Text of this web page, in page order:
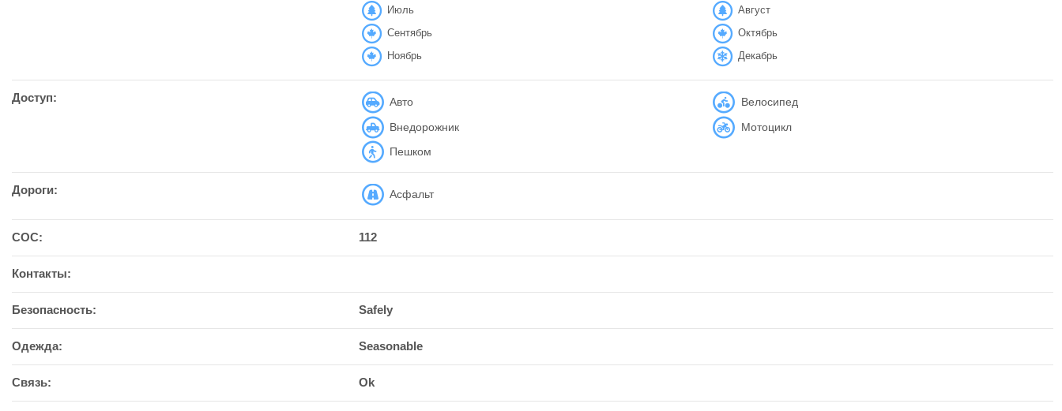
Июль Август
Сентябрь Октябрь
Ноябрь Декабрь
Доступ: Авто
Велосипед
Внедорожник
Мотоцикл
Пешком
Дороги: Асфальт
СОС: 112
Контакты:
Безопасность: Safely
Одежда: Seasonable
Связь: Ok